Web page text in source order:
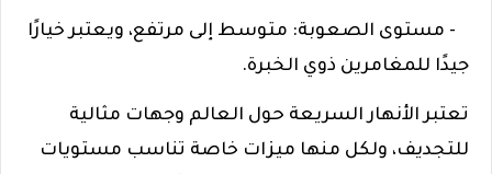
- مستوى الصعوبة: متوسط إلى مرتفع، ويعتبر خيارًا
جيدًا للمغامرين ذوي الخبرة.
تعتبر الأنهار السريعة حول العالم وجهات مثالية
للتجديف، ولكل منها ميزات خاصة تناسب مستويات